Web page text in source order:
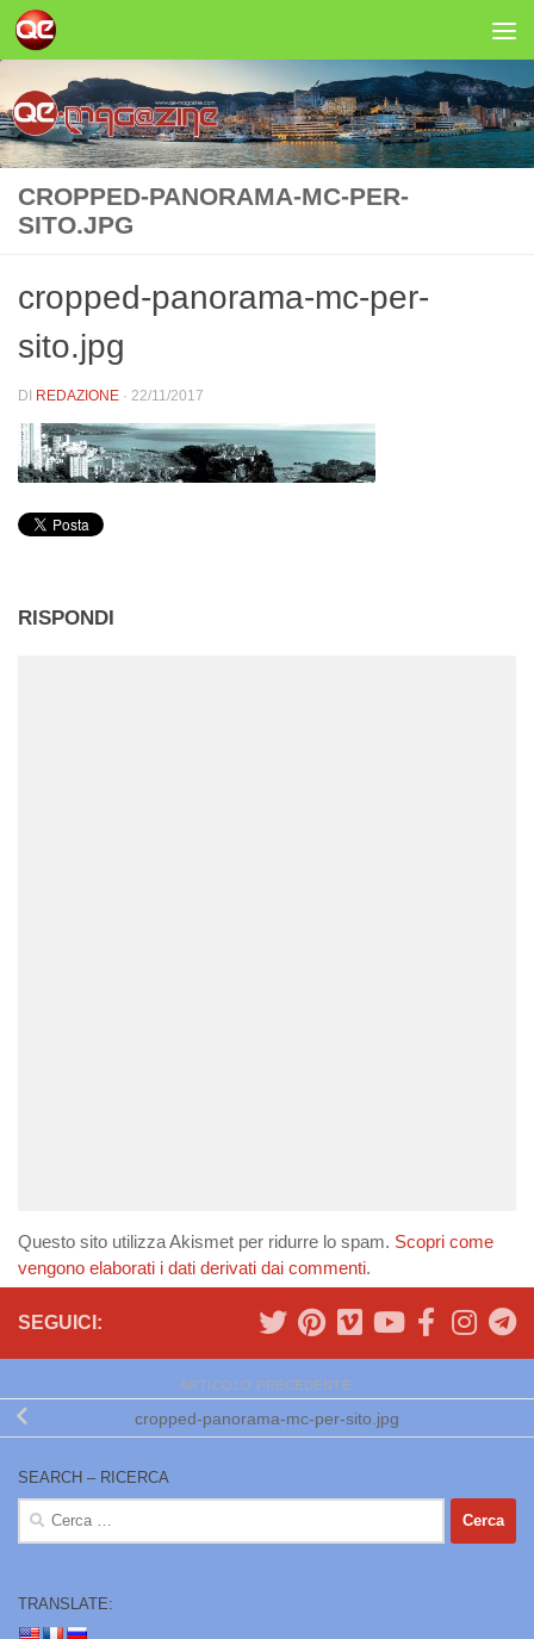
Salta al contenuto
CROPPED-PANORAMA-MC-PER-
SITO.JPG
cropped-panorama-mc-per-
sito.jpg
DI REDAZIONE · 22/11/2017
RISPONDI
Questo sito utilizza Akismet per ridurre lo spam. Scopri come
vengono elaborati i dati derivati dai commenti.
SEGUICI:
ARTICOLO PRECEDENTE
cropped-panorama-mc-per-sito.jpg
SEARCH – RICERCA
Ricerca
TRANSLATE: